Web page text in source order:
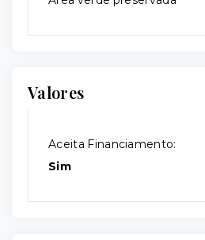
Valores
Aceita Financiamento:
Sim